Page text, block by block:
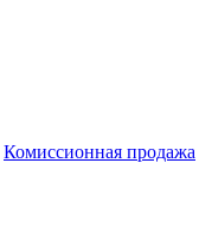
Комиссионная продажа